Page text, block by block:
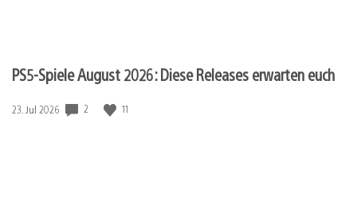
PS5-Spiele August 2026: Diese Releases erwarten euch
Veröffentlichungsdatum:
23. Jul 2026 2 11